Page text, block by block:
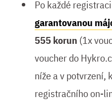
Po každé
garantovanou
555 korun (1x
voucher do
níže a v potvrzení,
registračního on-